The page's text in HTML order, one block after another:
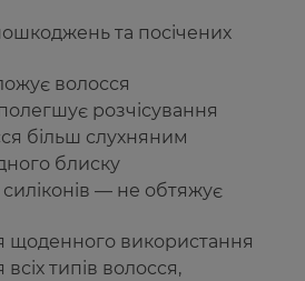
та посічених
волосся
розчісування
більш слухняним
блиску
— не обтяжує
щоденного використання
всіх типів волосся,